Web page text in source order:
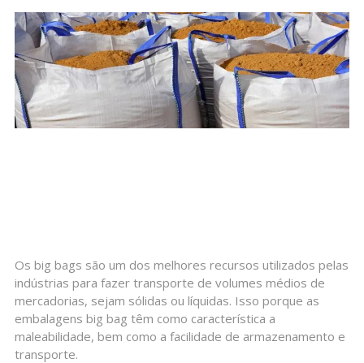
Os big bags são um dos melhores recursos utilizados pelas
indústrias para fazer transporte de volumes médios de
mercadorias, sejam sólidas ou líquidas. Isso porque as
embalagens big bag têm como característica a
maleabilidade, bem como a facilidade de armazenamento e
transporte.